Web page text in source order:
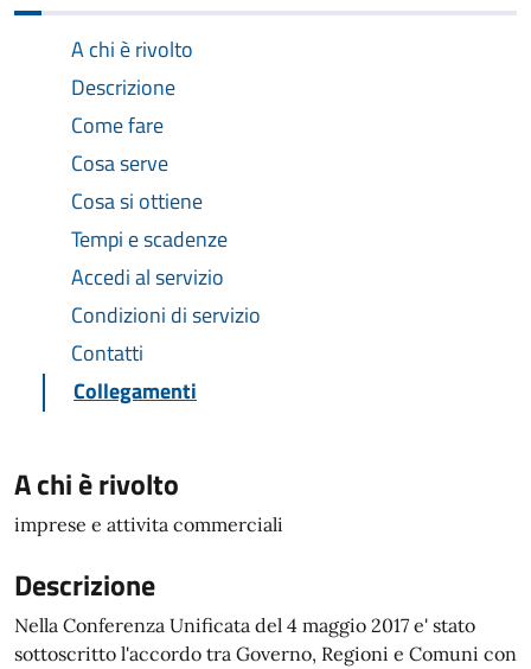
A chi è rivolto
Descrizione
Come fare
Cosa serve
Cosa si ottiene
Tempi e scadenze
Accedi al servizio
Condizioni di servizio
Contatti
Collegamenti
A chi è rivolto
imprese e attivita commerciali
Descrizione
Nella Conferenza Unificata del 4 maggio 2017 e' stato
sottoscritto l'accordo tra Governo, Regioni e Comuni con